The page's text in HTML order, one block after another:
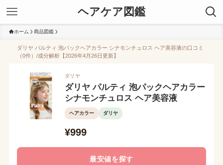
ヘアケア図鑑
ホーム 商品図鑑
ダリヤ パルティ 泡パックヘアカラー シナモンチュロス ヘア美容液の口コミ
（0件）/成分解析【2026年4月26日更新】
ダリヤ
ダリヤ パルティ 泡パックヘアカラー
シナモンチュロス ヘア美容液
ヘアカラー ダリヤ
¥999
最安値を探す